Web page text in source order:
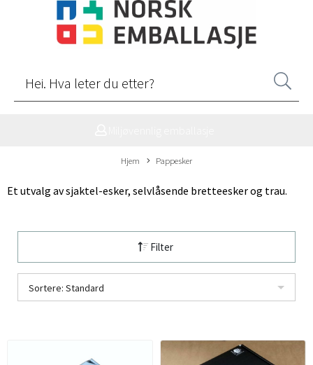
Hjem Pappesker
Et utvalg av sjaktel-esker, selvlåsende bretteesker og trau.
Filter
Sortere: Standard